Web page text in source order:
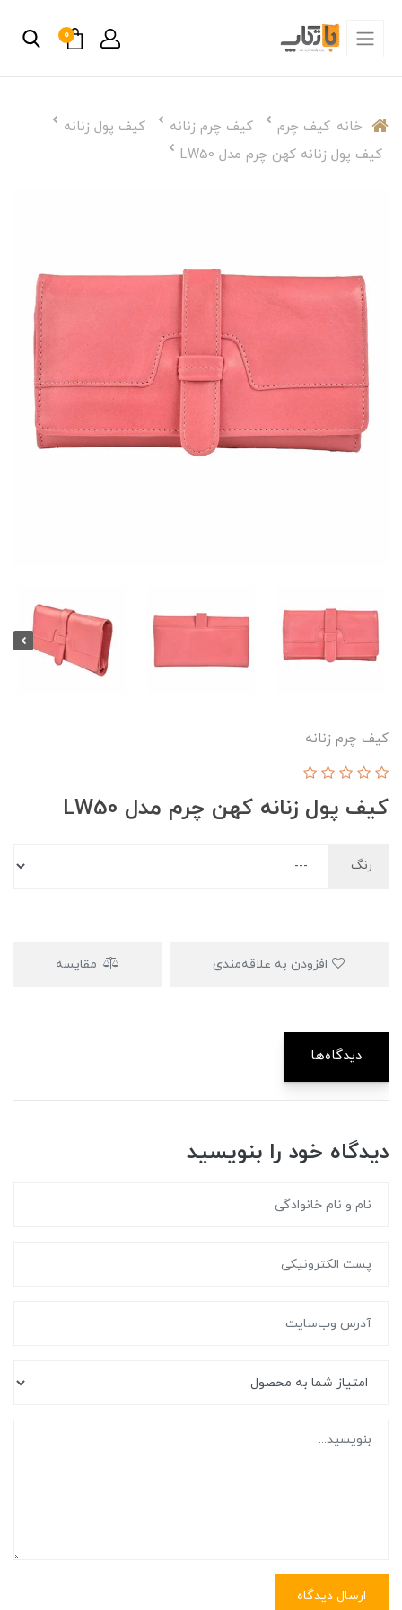
0
خانه کیف چرم کیف چرم زنانه
کیف پول زنانه
کیف پول زنانه کهن چرم مدل LW50
کیف چرم زنانه
کیف پول زنانه کهن چرم مدل LW50
رنگ
مقایسه
دیدگاه‌ها
دیدگاه خود را بنویسید
ارسال دیدگاه